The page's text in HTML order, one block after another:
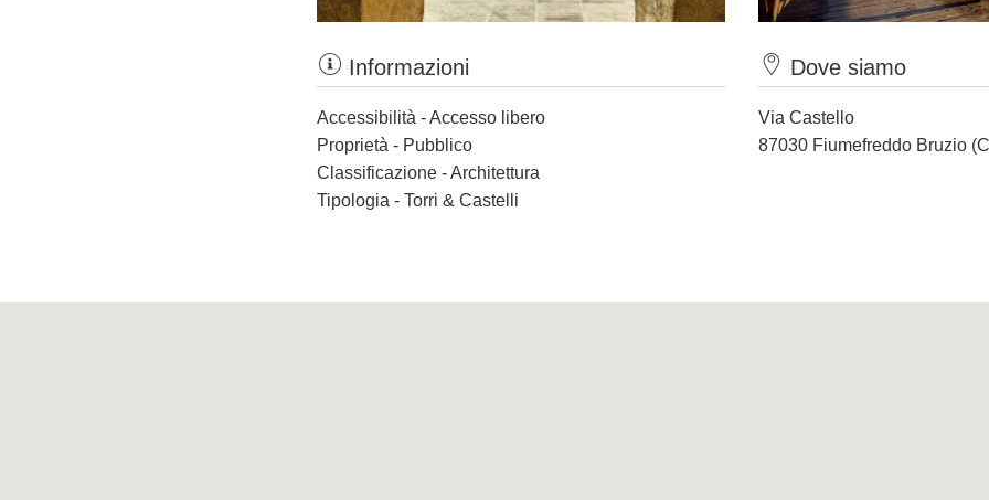
Informazioni
Accessibilità - Accesso libero
Proprietà - Pubblico
Classificazione - Architettura
Tipologia - Torri & Castelli
Dove siamo
Via Castello
87030 Fiumefreddo Bruzio